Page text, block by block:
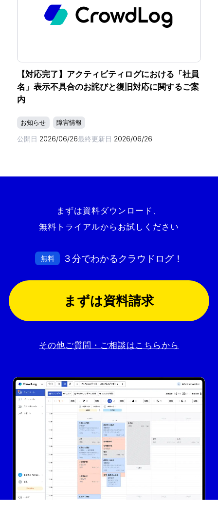
【対応完了】アクティビティログにおける「社員
名」表示不具合のお詫びと復旧対応に関するご案
内
お知らせ 障害情報
公開日 2026/06/26最終更新日 2026/06/26
まずは資料ダウンロード、
無料トライアルからお試しください
無料 ３分でわかるクラウドログ！
まずは資料請求
その他ご質問・ご相談はこちらから